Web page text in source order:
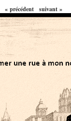
« précédent suivant »